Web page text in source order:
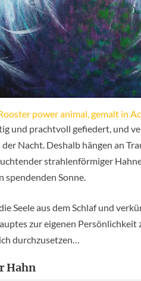
power animal, gemalt in
und prachtvoll gefiedert, und
Nacht. Deshalb hängen an
strahlenförmiger
spendenden Sonne.
Seele aus dem Schlaf und
zur eigenen Persönlichkeit
durchzusetzen…
Hahn